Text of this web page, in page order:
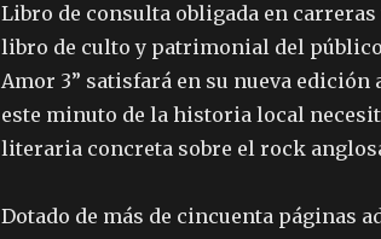
Libro de consulta obligada en
libro de culto y patrimonial del
Amor 3” satisfará en su nueva edición
este minuto de la historia local
literaria concreta sobre el rock
Dotado de más de cincuenta páginas